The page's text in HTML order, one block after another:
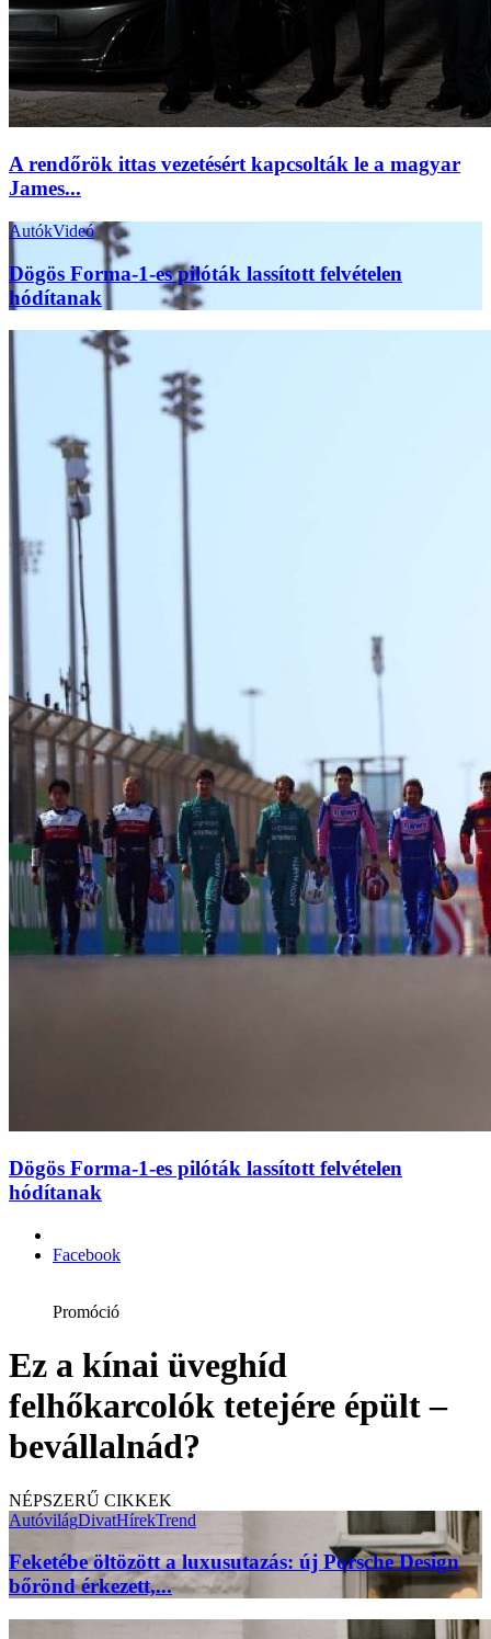
A rendőrök ittas vezetésért kapcsolták le a magyar
James...
AutókVideó
Dögös Forma-1-es pilóták lassított felvételen
hódítanak
Dögös Forma-1-es pilóták lassított felvételen
hódítanak
Facebook
Promóció
Ez a kínai üveghíd
felhőkarcolók tetejére épült –
bevállalnád?
NÉPSZERŰ CIKKEK
AutóvilágDivatHírekTrend
Feketébe öltözött a luxusutazás: új Porsche Design
bőrönd érkezett,...